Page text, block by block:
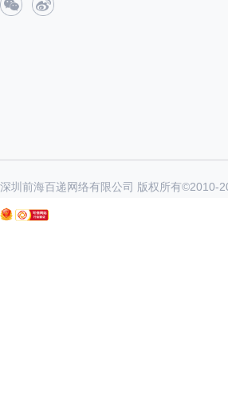
深圳前海百递网络有限公司 版权所有©2010-